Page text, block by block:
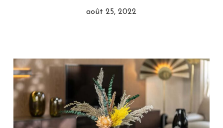
août 25, 2022